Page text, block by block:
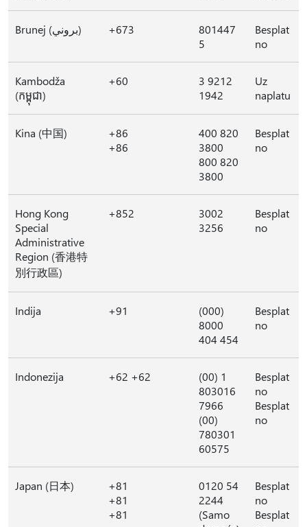
Brunej (بروني) +673
801447
5
Besplat
no
Kambodža
(កម្ពុជា)
+60
3 9212
1942
Uz
naplatu
Kina (中国)
+86
+86
400 820
3800
800 820
3800
Besplat
no
Hong Kong
Special
Administrative
Region (香港特
別行政區)
+852
3002
3256
Besplat
no
Indija +91
(000)
8000
404 454
Besplat
no
Indonezija +62 +62
(00) 1
803016
7966
(00)
780301
60575
Besplat
no
Besplat
no
Japan (日本)
+81
+81
+81
0120 54
2244
(Samo
Besplat
no
Besplat